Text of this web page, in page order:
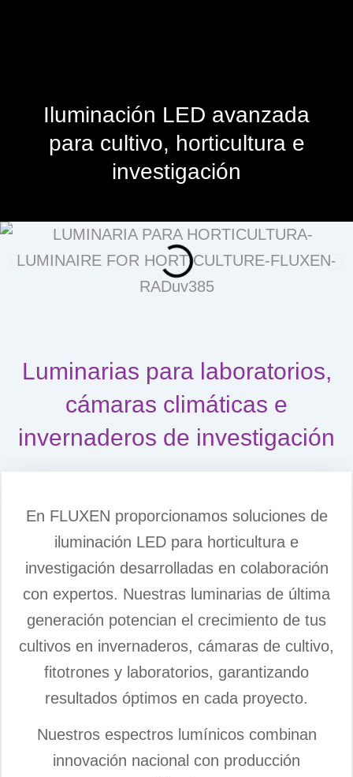
Iluminación LED avanzada
para cultivo, horticultura e
investigación
Luminarias para laboratorios,
cámaras climáticas e
invernaderos de investigación
En FLUXEN proporcionamos soluciones de
iluminación LED para horticultura e
investigación desarrolladas en colaboración
con expertos. Nuestras luminarias de última
generación potencian el crecimiento de tus
cultivos en invernaderos, cámaras de cultivo,
fitotrones y laboratorios, garantizando
resultados óptimos en cada proyecto.
Nuestros espectros lumínicos combinan
innovación nacional con producción